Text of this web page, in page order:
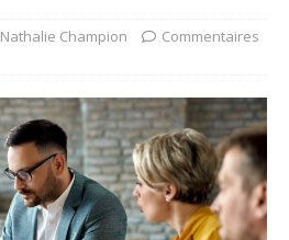
Nathalie Champion
Commentaires